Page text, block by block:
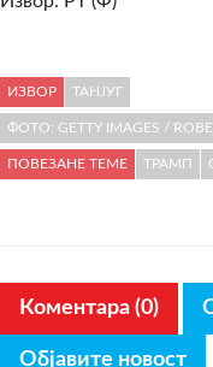
ИЗВОР ТАНЈУГ
ФОТО: GETTY IMAGES /
ПОВЕЗАНЕ ТЕМЕ ТРАМП
Коментара (0)
Објавите новост